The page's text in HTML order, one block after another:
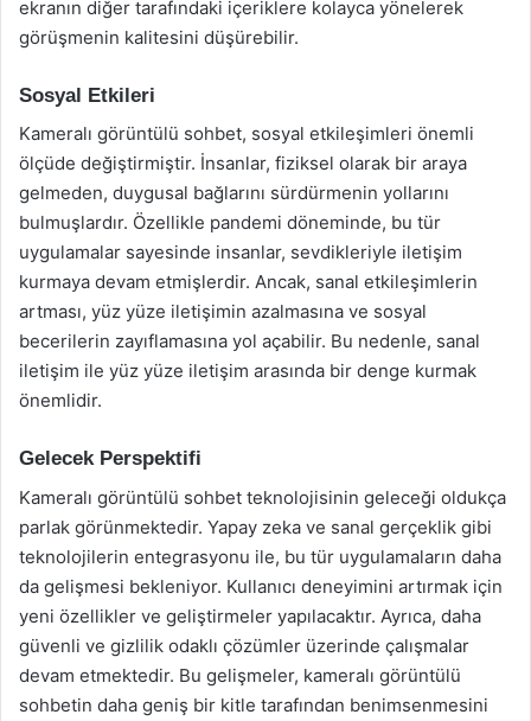
ekranın diğer tarafındaki içeriklere kolayca yönelerek
görüşmenin kalitesini düşürebilir.
Sosyal Etkileri
Kameralı görüntülü sohbet, sosyal etkileşimleri önemli
ölçüde değiştirmiştir. İnsanlar, fiziksel olarak bir araya
gelmeden, duygusal bağlarını sürdürmenin yollarını
bulmuşlardır. Özellikle pandemi döneminde, bu tür
uygulamalar sayesinde insanlar, sevdikleriyle iletişim
kurmaya devam etmişlerdir. Ancak, sanal etkileşimlerin
artması, yüz yüze iletişimin azalmasına ve sosyal
becerilerin zayıflamasına yol açabilir. Bu nedenle, sanal
iletişim ile yüz yüze iletişim arasında bir denge kurmak
önemlidir.
Gelecek Perspektifi
Kameralı görüntülü sohbet teknolojisinin geleceği oldukça
parlak görünmektedir. Yapay zeka ve sanal gerçeklik gibi
teknolojilerin entegrasyonu ile, bu tür uygulamaların daha
da gelişmesi bekleniyor. Kullanıcı deneyimini artırmak için
yeni özellikler ve geliştirmeler yapılacaktır. Ayrıca, daha
güvenli ve gizlilik odaklı çözümler üzerinde çalışmalar
devam etmektedir. Bu gelişmeler, kameralı görüntülü
sohbetin daha geniş bir kitle tarafından benimsenmesini